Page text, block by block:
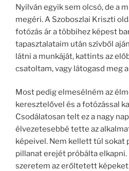
Nyilván egyik sem olcsó, de a
megéri. A Szoboszlai Kriszti
fotózás ár a többihez képest
tapasztalataim után szívből
látni a munkáját, kattints az
csatoltam, vagy látogasd meg
Most pedig elmesélném az
keresztelővel és a fotózással
Csodálatosan telt ez a nagy
élvezetesebbé tette az
képeivel. Nem kellett túl sokat
pillanat erejét próbálta elkapni.
szeretem az erőltetett